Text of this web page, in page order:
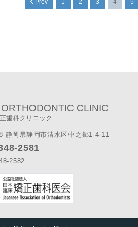
Prev 1 2 3 4 5
CLINIC
歯科クリニック
静岡県静岡市清水区中之郷1-4-11
2581
2582